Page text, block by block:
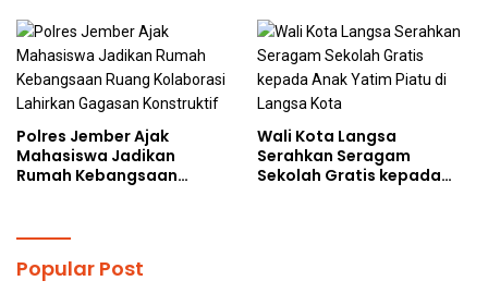
Polres Jember Ajak
Mahasiswa Jadikan
Rumah Kebangsaan
Wali Kota Langsa
Serahkan Seragam
Sekolah Gratis kepada
Popular Post